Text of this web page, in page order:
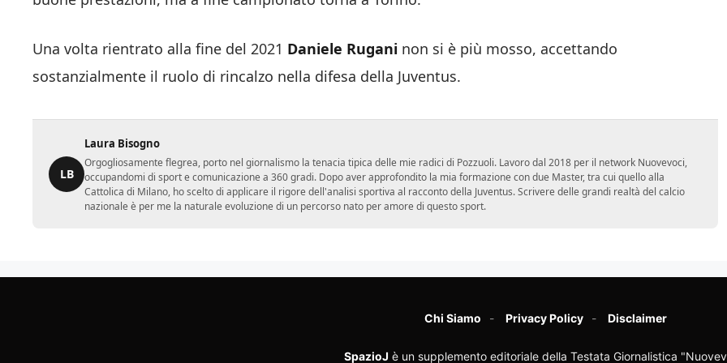
Una volta rientrato alla fine del 2021 Daniele Rugani non si è più mosso, accettando
sostanzialmente il ruolo di rincalzo nella difesa della Juventus.
LB
Laura Bisogno
Orgogliosamente flegrea, porto nel giornalismo la tenacia tipica delle mie radici di Pozzuoli. Lavoro dal 2018 per il network Nuovevoci,
occupandomi di sport e comunicazione a 360 gradi. Dopo aver approfondito la mia formazione con due Master, tra cui quello alla
Cattolica di Milano, ho scelto di applicare il rigore dell'analisi sportiva al racconto della Juventus. Scrivere delle grandi realtà del calcio
nazionale è per me la naturale evoluzione di un percorso nato per amore di questo sport.
Chi Siamo Privacy Policy Disclaimer
SpazioJ è un supplemento editoriale della Testata Giornalistica